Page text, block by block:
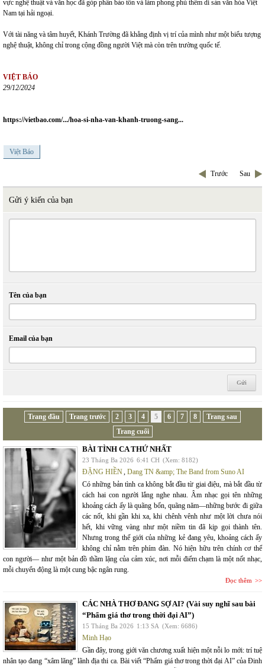
vực nghệ thuật và văn học đã góp phần bảo tồn và làm phong phú thêm di sản văn hóa Việt
Nam tại hải ngoại.
Với tài năng và tâm huyết, Khánh Trường đã khẳng định vị trí của mình như một biểu tượng
nghệ thuật, không chỉ trong cộng đồng người Việt mà còn trên trường quốc tế.
VIỆT BÁO
29/12/2024
https://vietbao.com/.../hoa-si-nha-van-khanh-truong-sang...
Việt Báo
Trước Sau
Gửi ý kiến của bạn
Tên của bạn
Email của bạn
Trang đầu Trang trước 2 3 4 5 6 7 8
Trang sau
Trang cuối
BÀI TÌNH CA THỨ NHẤT
23 Tháng Ba 2026 6:41 CH (Xem: 8182)
ĐẶNG HIỀN, Dang TN &amp; The Band from Suno AI
Có những bản tình ca không bắt đầu từ giai điệu, mà bắt đầu từ
cách hai con người lắng nghe nhau. Âm nhạc gọi tên những
khoảng cách ấy là quãng bốn, quãng năm—những bước đi giữa
các nốt, khi gần khi xa, khi chênh vênh như một lời chưa nói
hết, khi vững vàng như một niềm tin đã kịp gọi thành tên.
Nhưng trong thế giới của những kẻ đang yêu, khoảng cách ấy
không chỉ nằm trên phím đàn. Nó hiện hữu trên chính cơ thể
con người— như một bản đồ thầm lặng của cảm xúc, nơi mỗi điểm chạm là một nốt nhạc,
mỗi chuyển động là một cung bậc ngân rung.
Đọc thêm
CÁC NHÀ THƠ ĐANG SỢ AI? (Vài suy nghĩ sau bài
“Phẩm giá thơ trong thời đại AI”)
15 Tháng Ba 2026 1:13 SA (Xem: 6686)
Minh Hạo
Gần đây, trong giới văn chương xuất hiện một nỗi lo mới: trí tuệ
nhân tạo đang “xâm lăng” lãnh địa thi ca. Bài viết “Phẩm giá thơ trong thời đại AI” của Đinh